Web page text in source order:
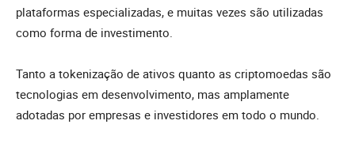
plataformas especializadas, e muitas vezes são utilizadas
como forma de investimento.
Tanto a tokenização de ativos quanto as criptomoedas são
tecnologias em desenvolvimento, mas amplamente
adotadas por empresas e investidores em todo o mundo.